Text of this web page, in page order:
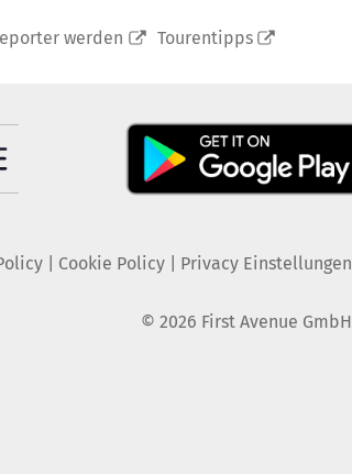
werden Tourentipps
| Cookie Policy| Privacy Einstellungen
© 2026 First Avenue GmbH